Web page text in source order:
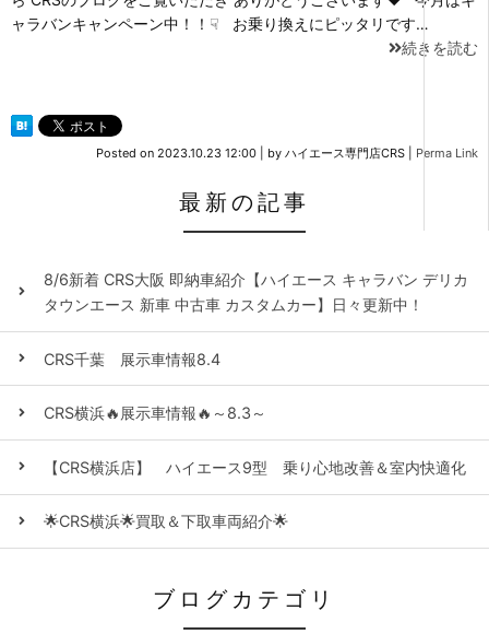
ャラバンキャンペーン中！！☟ お乗り換えにピッタリです…
続きを読む
Posted on 2023.10.23 12:00 by ハイエース専門店CRS Perma Link
最新の記事
8/6新着 CRS大阪 即納車紹介【ハイエース キャラバン デリカ
タウンエース 新車 中古車 カスタムカー】日々更新中！
CRS千葉 展示車情報8.4
CRS横浜🔥展示車情報🔥～8.3～
【CRS横浜店】 ハイエース9型 乗り心地改善＆室内快適化
🌟CRS横浜🌟買取＆下取車両紹介🌟
ブログカテゴリ